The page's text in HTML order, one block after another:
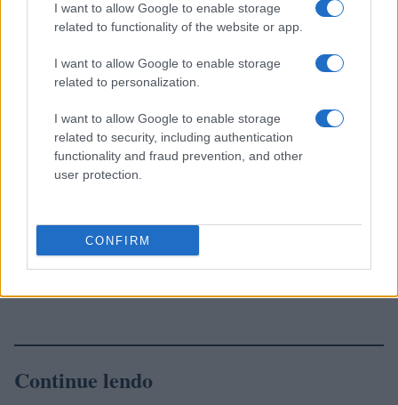
I want to allow Google to enable storage
related to functionality of the website or app.
I want to allow Google to enable storage
related to personalization.
I want to allow Google to enable storage
related to security, including authentication
functionality and fraud prevention, and other
user protection.
CONFIRM
Continue lendo